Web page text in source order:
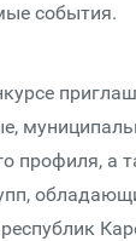
события.
профиля, а